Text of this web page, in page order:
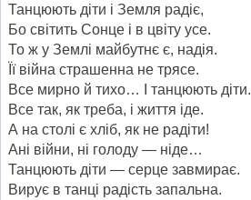
Танцюють діти і Земля радіє,
Бо світить Сонце і в цвіту усе.
То ж у Землі майбутнє є, надія.
Її війна страшенна не трясе.
Все мирно й тихо… І танцюють діти.
Все так, як треба, і життя іде.
А на столі є хліб, як не радіти!
Ані війни, ні голоду — ніде…
Танцюють діти — серце завмирає.
Вирує в танці радість запальна.